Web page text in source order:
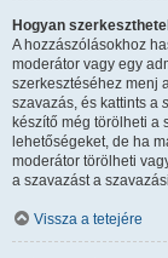
Hogyan
A hozzászólásokhoz
moderátor vagy egy
szerkesztéséhez menj
szavazás, és kattints a
készítő még törölheti a
lehetőségeket, de ha
moderátor törölheti
a szavazást a
Vissza a tetejére